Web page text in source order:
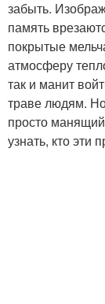
забыть.
память
покрытые
атмосферу
так и манит
траве людям.
просто
узнать, кто эти